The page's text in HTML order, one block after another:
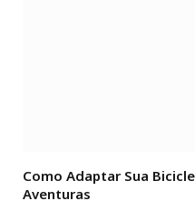
Como Adaptar Sua
Aventuras